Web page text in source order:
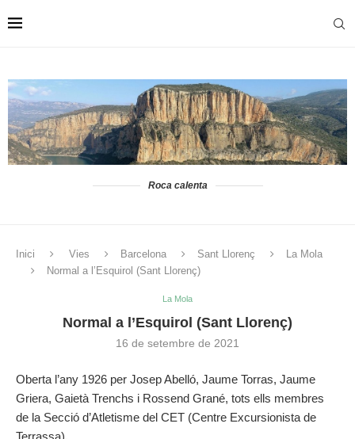
Roca calenta
Inici Vies Barcelona Sant Llorenç
La Mola
Normal a l’Esquirol (Sant Llorenç)
La Mola
Normal a l’Esquirol (Sant Llorenç)
16 de setembre de 2021
Oberta l’any 1926 per Josep Abelló, Jaume Torras, Jaume
Griera, Gaietà Trenchs i Rossend Grané, tots ells membres
de la Secció d’Atletisme del CET (Centre Excursionista de